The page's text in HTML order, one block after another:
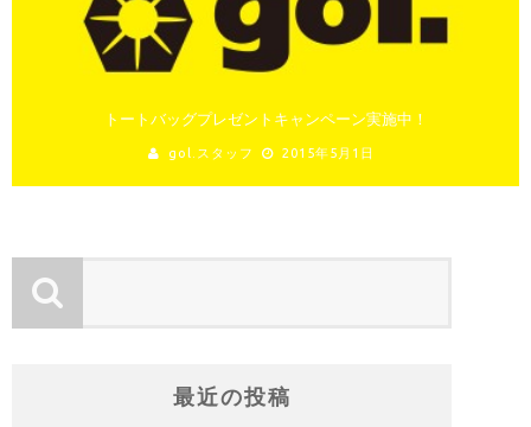
トートバッグプレゼントキャンペーン実施中！
gol.スタッフ 2015年5月1日
最近の投稿